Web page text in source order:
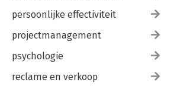
persoonlijke effectiviteit
projectmanagement
psychologie
reclame en verkoop